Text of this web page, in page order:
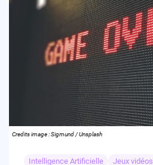
Credits image : Sigmund / Unsplash
Intelligence Artificielle Jeux vidéos